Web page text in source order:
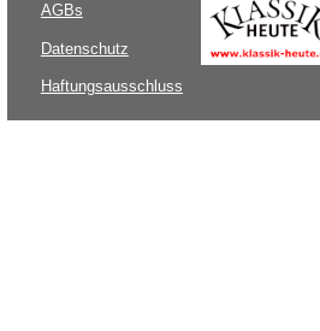
AGBs
Datenschutz
Haftungsausschluss